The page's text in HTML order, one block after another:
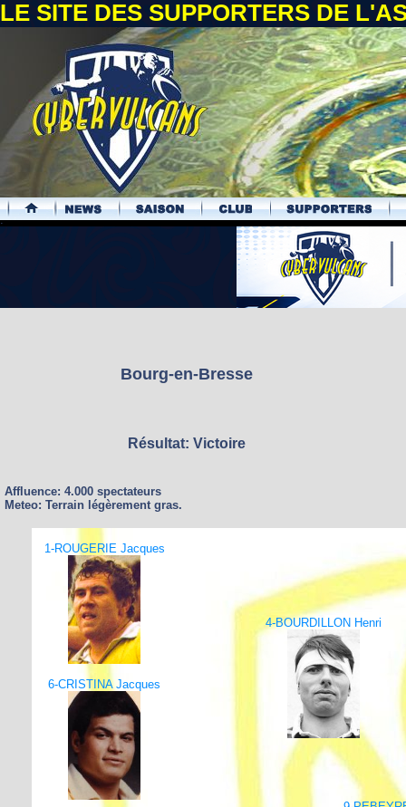
LE SITE DES SUPPORTERS DE
.
Bourg-en-Bresse
Résultat: Victoire
Affluence: 4.000 spectateurs
Meteo: Terrain légèrement gras.
1-ROUGERIE Jacques
4-BOURDILLON Henri
6-CRISTINA Jacques